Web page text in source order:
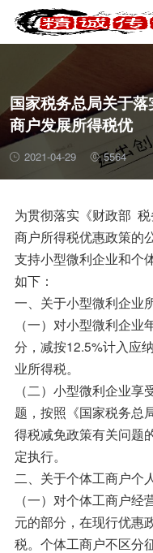
资质许可
国家税务总局关于
商户发展所得税优
2021-04-29 5564
为贯彻落实《财政部
商户所得税优惠政策的
支持小型微利企业和个
如下：
一、关于小型微利企业
（一）对小型微利企
分，减按12.5%计入应
业所得税。
（二）小型微利企业
题，按照《国家税务总
得税减免政策有关问题
定执行。
二、关于个体工商户个
（一）对个体工商户
元的部分，在现行优惠
税。个体工商户不区分